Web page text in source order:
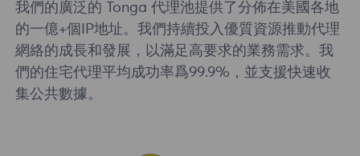
我們的廣泛的 Tonga 代理池提供了分佈在美國各地
的一億+個IP地址。我們持續投入優質資源推動代理
網絡的成長和發展，以滿足高要求的業務需求。我
們的住宅代理平均成功率爲99.9%，並支援快速收
集公共數據。